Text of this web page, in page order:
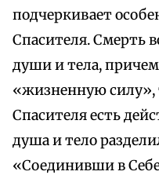
подчеркивает
Спасителя. Смерть
души и тела,
«жизненную силу»,
Спасителя есть
душа и тело
«Соединивши в